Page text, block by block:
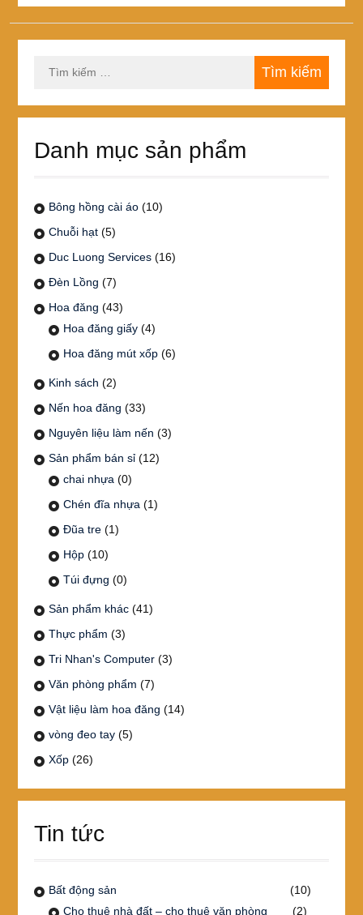
kiếm
Danh mục sản phẩm
Bông hồng cài áo (10)
Chuỗi hạt (5)
Duc Luong Services (16)
Đèn Lồng (7)
Hoa đăng (43)
Hoa đăng giấy (4)
Hoa đăng mút xốp (6)
Kinh sách (2)
Nến hoa đăng (33)
Nguyên liệu làm nến (3)
Sản phẩm bán sỉ (12)
chai nhựa (0)
Chén đĩa nhựa (1)
Đũa tre (1)
Hộp (10)
Túi đựng (0)
Sản phẩm khác (41)
Thực phẩm (3)
Tri Nhan's Computer (3)
Văn phòng phẩm (7)
Vật liệu làm hoa đăng (14)
vòng đeo tay (5)
Xốp (26)
Tin tức
Bất động sản
(10)
Cho thuê nhà đất – cho thuê văn phòng
(2)